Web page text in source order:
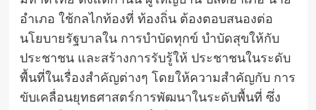
อำเภอ ใช้กลไกท้องที่ ท้องถิ่น ต้องตอบสนองต่อ
นโยบายรัฐบาลใน การบำบัดทุกข์ บำบัดสุขให้กับ
ประชาชน และสร้างการรับรู้ให้ ประชาชนในระดับ
พื้นที่ในเรื่องสำคัญต่างๆ โดยให้ความสำคัญกับ การ
ขับเคลื่อนยุทธศาสตร์การพัฒนาในระดับพื้นที่ ซึ่ง